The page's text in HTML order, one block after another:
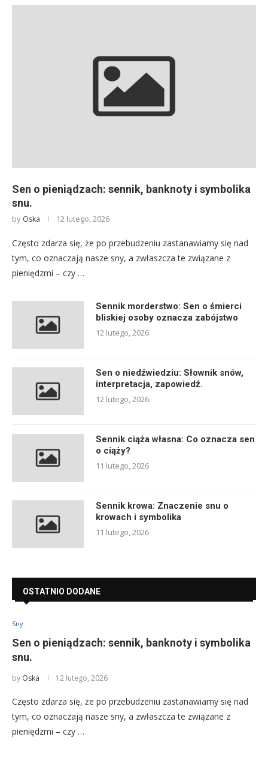
Sen o pieniądzach: sennik, banknoty i symbolika
snu.
by Oska 12 lutego, 2026
Często zdarza się, że po przebudzeniu zastanawiamy się nad
tym, co oznaczają nasze sny, a zwłaszcza te związane z
pieniędzmi – czy …
Sennik morderstwo: Sen o śmierci
bliskiej osoby oznacza zabójstwo
12 lutego, 2026
Sen o niedźwiedziu: Słownik snów,
interpretacja, zapowiedź.
12 lutego, 2026
Sennik ciąża własna: Co oznacza sen
o ciąży?
11 lutego, 2026
Sennik krowa: Znaczenie snu o
krowach i symbolika
11 lutego, 2026
OSTATNIO DODANE
Sny
Sen o pieniądzach: sennik, banknoty i symbolika
snu.
by Oska 12 lutego, 2026
Często zdarza się, że po przebudzeniu zastanawiamy się nad
tym, co oznaczają nasze sny, a zwłaszcza te związane z
pieniędzmi – czy …